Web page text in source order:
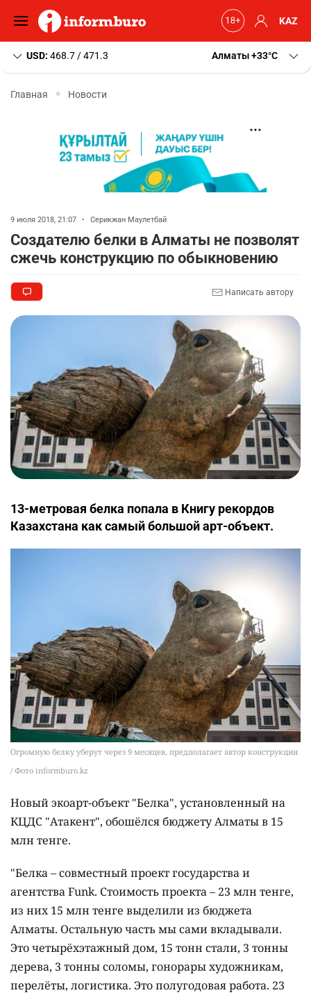
KAZ
USD: 468.7 / 471.3 Алматы+33 C
Главная Новости
9 июля 2018, 21:07 • Серикжан Маулетбай
Создателю белки в Алматы не позволят
сжечь конструкцию по обыкновению
Написать автору
13-метровая белка попала в Книгу рекордов
Казахстана как самый большой арт-объект.
Огромную белку уберут через 9 месяцев, предполагает автор конструкции
/ Фото informburo.kz
Новый экоарт-объект "Белка", установленный на
КЦДС "Атакент", обошёлся бюджету Алматы в 15
млн тенге.
"Белка – совместный проект государства и
агентства Funk. Стоимость проекта – 23 млн тенге,
из них 15 млн тенге выделили из бюджета
Алматы. Остальную часть мы сами вкладывали.
Это четырёхэтажный дом, 15 тонн стали, 3 тонны
дерева, 3 тонны соломы, гонорары художникам,
перелёты, логистика. Это полугодовая работа. 23